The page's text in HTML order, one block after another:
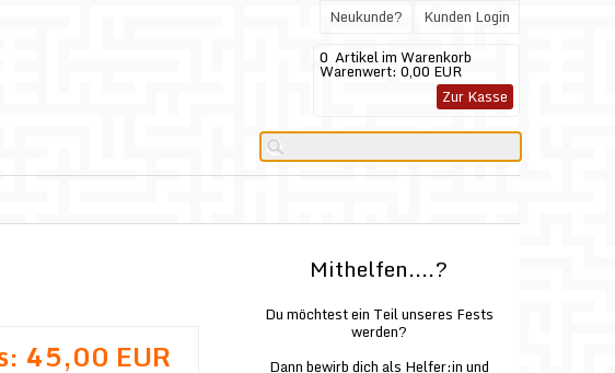
Kunden Login
Neukunde?
0 Artikel im Warenkorb
Warenwert: 0,00 EUR
Zur Kasse
45,00 EUR
Mithelfen....?
Du möchtest ein Teil unseres Fests
werden?
Dann bewirb dich als Helfer:in und